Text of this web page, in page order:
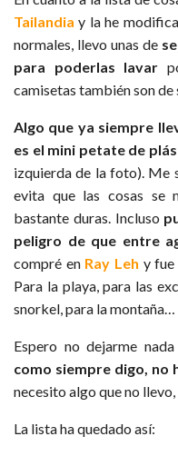
Tailandiay la he
normales, llevo unas de
para poderlas lavar
camisetas también son
Algo que ya siempre
es el mini petate de
izquierda de la foto). Me
evita que las cosas se
bastante duras. Incluso
peligro de que entre
compré en Ray Leh y fue
Para la playa, para las
snorkel, para la montaña…
Espero no dejarme
como siempre digo, no
necesito algo que no
La lista ha quedado así: